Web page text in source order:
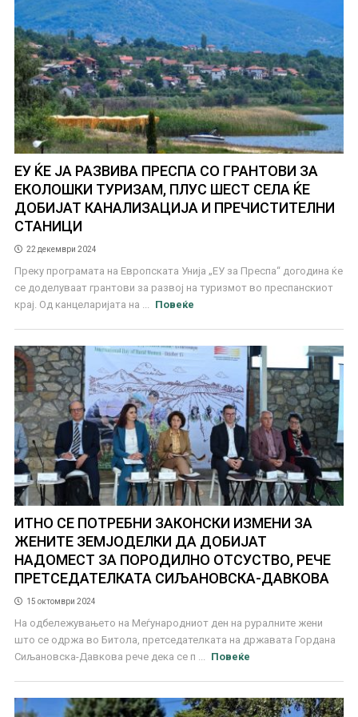
ЕУ ЌЕ ЈА РАЗВИВА ПРЕСПА СО ГРАНТОВИ ЗА
ЕКОЛОШКИ ТУРИЗАМ, ПЛУС ШЕСТ СЕЛА ЌЕ
ДОБИЈАТ КАНАЛИЗАЦИЈА И ПРЕЧИСТИТЕЛНИ
СТАНИЦИ
22 декември 2024
Преку програмата на Европската Унија „ЕУ за Преспа“ догодина ќе
се доделуваат грантови за развој на туризмот во преспанскиот
крај. Од канцеларијата на ...
Повеќе
ИТНО СЕ ПОТРЕБНИ ЗАКОНСКИ ИЗМЕНИ ЗА
ЖЕНИТЕ ЗЕМЈОДЕЛКИ ДА ДОБИЈАТ
НАДОМЕСТ ЗА ПОРОДИЛНО ОТСУСТВО, РЕЧЕ
ПРЕТСЕДАТЕЛКАТА СИЉАНОВСКА-ДАВКОВА
15 октомври 2024
На одбележувањето на Меѓународниот ден на руралните жени
што се одржа во Битола, претседателката на државата Гордана
Сиљановска-Давкова рече дека се п ...
Повеќе